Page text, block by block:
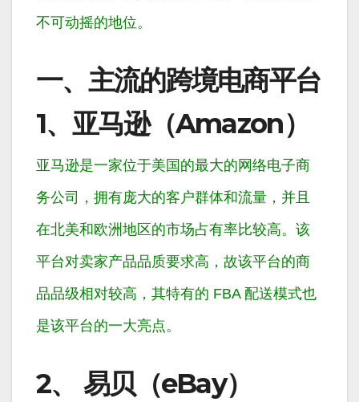
不可动摇的地位。
一、主流的跨境电商平台
1、亚马逊（Amazon）
亚马逊是一家位于美国的最大的网络电子商
务公司，拥有庞大的客户群体和流量，并且
在北美和欧洲地区的市场占有率比较高。该
平台对卖家产品品质要求高，故该平台的商
品品级相对较高，其特有的 FBA 配送模式也
是该平台的一大亮点。
2、 易贝（eBay）